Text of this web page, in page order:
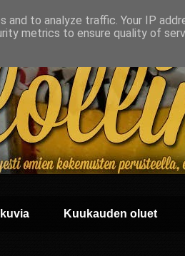
Kuukauden oluet
to analyze traffic. Your IP
metrics to ensure quality of